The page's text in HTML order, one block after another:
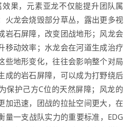
果，元素亚龙不仅能提升团队属
火龙会烧毁部分草丛，露出更多视
岩石屏障，改变团战地形；风龙会
移动效率；水龙会在河道生成治疗
些地形变化，往往会影响整个对局
成的岩石屏障，可以成为打野绕后
保护己方C位的天然屏障；风龙的
加迅速，团战的拉扯空间更大，在
量一支战队实力的重要标准，EDG